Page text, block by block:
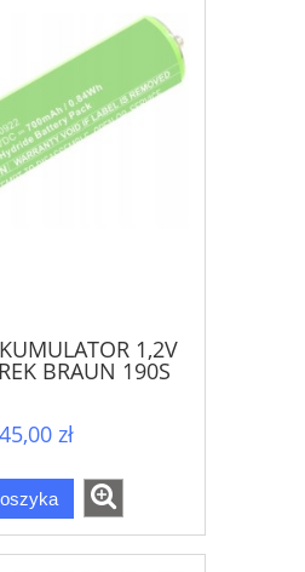
1,2V
BRAUN 190S
45,00 zł